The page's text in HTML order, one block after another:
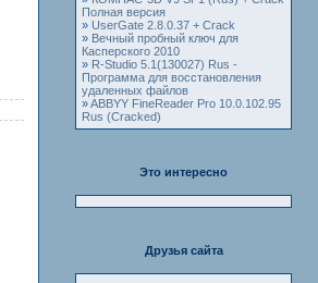
Полная версия
» UserGate 2.8.0.37 + Crack
» Вечный пробный ключ для
Касперского 2010
» R-Studio 5.1(130027) Rus -
Программа для восстановления
удаленных файлов
»ABBYY FineReader Pro 10.0.102.95
Rus (Cracked)
Это интересно
Друзья сайта